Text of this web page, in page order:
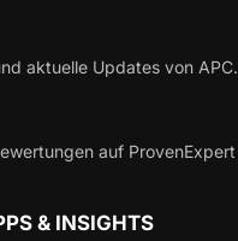
aktuelle Updates von APC.
auf ProvenExpert
& INSIGHTS